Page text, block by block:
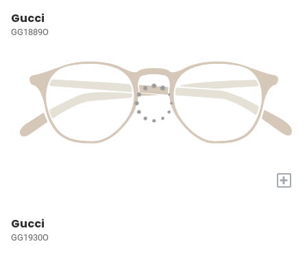
Gucci
GG1889O
+
Gucci
GG1930O